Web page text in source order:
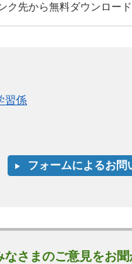
ク先から無料ダウンロード
習係
さまのご意見をお